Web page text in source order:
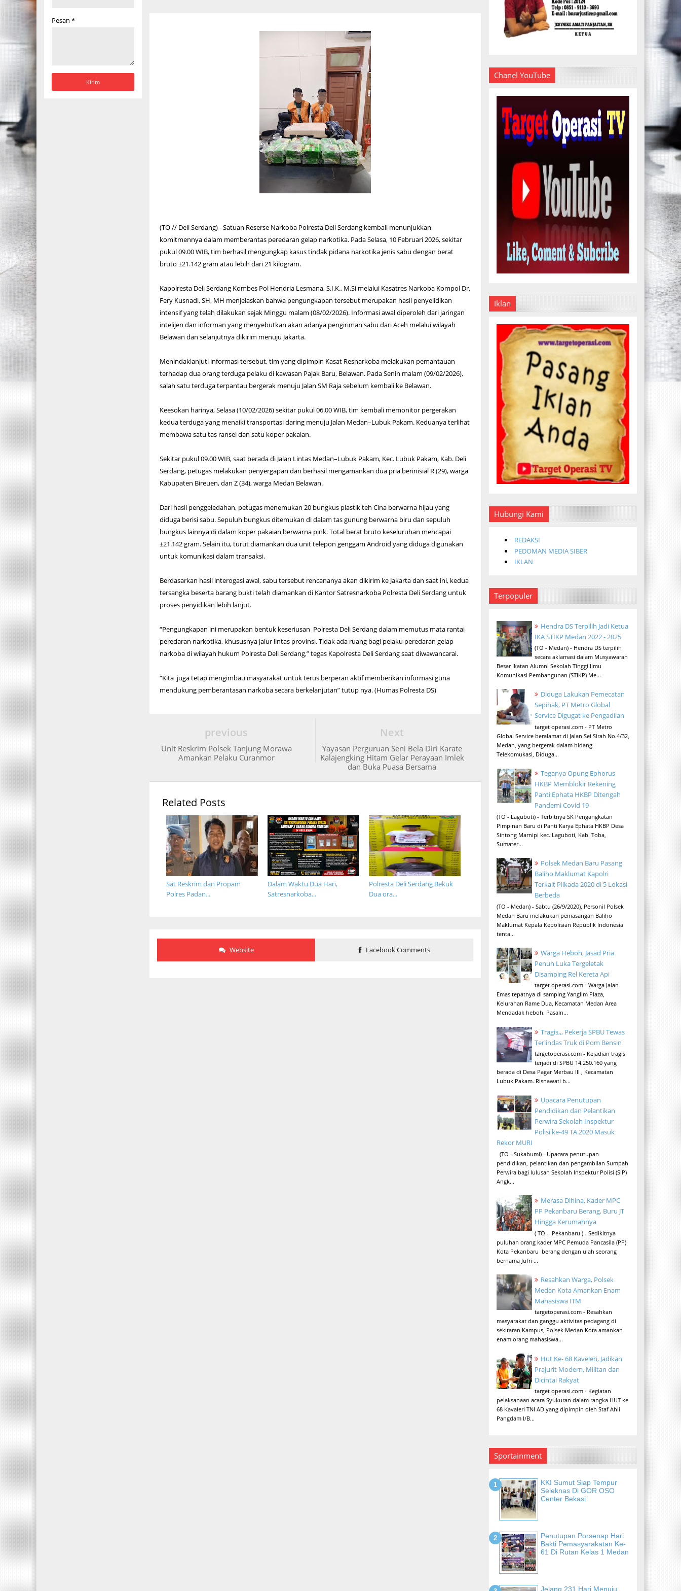
Pesan *
(TO // Deli Serdang) - Satuan Reserse Narkoba Polresta Deli Serdang kembali menunjukkan
komitmennya dalam memberantas peredaran gelap narkotika. Pada Selasa, 10 Februari 2026, sekitar
pukul 09.00 WIB, tim berhasil mengungkap kasus tindak pidana narkotika jenis sabu dengan berat
bruto ±21.142 gram atau lebih dari 21 kilogram.
Kapolresta Deli Serdang Kombes Pol Hendria Lesmana, S.I.K., M.Si melalui Kasatres Narkoba Kompol Dr.
Fery Kusnadi, SH, MH menjelaskan bahwa pengungkapan tersebut merupakan hasil penyelidikan
intensif yang telah dilakukan sejak Minggu malam (08/02/2026). Informasi awal diperoleh dari jaringan
intelijen dan informan yang menyebutkan akan adanya pengiriman sabu dari Aceh melalui wilayah
Belawan dan selanjutnya dikirim menuju Jakarta.
Menindaklanjuti informasi tersebut, tim yang dipimpin Kasat Resnarkoba melakukan pemantauan
terhadap dua orang terduga pelaku di kawasan Pajak Baru, Belawan. Pada Senin malam (09/02/2026),
salah satu terduga terpantau bergerak menuju Jalan SM Raja sebelum kembali ke Belawan.
Keesokan harinya, Selasa (10/02/2026) sekitar pukul 06.00 WIB, tim kembali memonitor pergerakan
kedua terduga yang menaiki transportasi daring menuju Jalan Medan–Lubuk Pakam. Keduanya terlihat
membawa satu tas ransel dan satu koper pakaian.
Sekitar pukul 09.00 WIB, saat berada di Jalan Lintas Medan–Lubuk Pakam, Kec. Lubuk Pakam, Kab. Deli
Serdang, petugas melakukan penyergapan dan berhasil mengamankan dua pria berinisial R (29), warga
Kabupaten Bireuen, dan Z (34), warga Medan Belawan.
Dari hasil penggeledahan, petugas menemukan 20 bungkus plastik teh Cina berwarna hijau yang
diduga berisi sabu. Sepuluh bungkus ditemukan di dalam tas gunung berwarna biru dan sepuluh
bungkus lainnya di dalam koper pakaian berwarna pink. Total berat bruto keseluruhan mencapai
±21.142 gram. Selain itu, turut diamankan dua unit telepon genggam Android yang diduga digunakan
untuk komunikasi dalam transaksi.
Berdasarkan hasil interogasi awal, sabu tersebut rencananya akan dikirim ke Jakarta dan saat ini, kedua
tersangka beserta barang bukti telah diamankan di Kantor Satresnarkoba Polresta Deli Serdang untuk
proses penyidikan lebih lanjut.
“Pengungkapan ini merupakan bentuk keseriusan Polresta Deli Serdang dalam memutus mata rantai
peredaran narkotika, khususnya jalur lintas provinsi. Tidak ada ruang bagi pelaku peredaran gelap
narkoba di wilayah hukum Polresta Deli Serdang,” tegas Kapolresta Deli Serdang saat diwawancarai.
“Kita juga tetap mengimbau masyarakat untuk terus berperan aktif memberikan informasi guna
mendukung pemberantasan narkoba secara berkelanjutan” tutup nya. (Humas Polresta DS)
Next
Yayasan Perguruan Seni Bela Diri Karate
Kalajengking Hitam Gelar Perayaan Imlek
dan Buka Puasa Bersama
previous
Unit Reskrim Polsek Tanjung Morawa
Amankan Pelaku Curanmor
Related Posts
Polresta Deli Serdang Bekuk
Dua ora...
Dalam Waktu Dua Hari,
Satresnarkoba...
Sat Reskrim dan Propam
Polres Padan...
Website Facebook Comments
Chanel YouTube
Iklan
Hubungi Kami
REDAKSI
PEDOMAN MEDIA SIBER
IKLAN
Terpopuler
Hendra DS Terpilih Jadi Ketua
IKA STIKP Medan 2022 - 2025
(TO - Medan) - Hendra DS terpilih
secara aklamasi dalam Musyawarah
Besar Ikatan Alumni Sekolah Tinggi Ilmu
Komunikasi Pembangunan (STIKP) Me...
Diduga Lakukan Pemecatan
Sepihak, PT Metro Global
Service Digugat ke Pengadilan
target operasi.com - PT Metro
Global Service beralamat di Jalan Sei Sirah No.4/32,
Medan, yang bergerak dalam bidang
Telekomukasi, Diduga...
Teganya Opung Ephorus
HKBP Memblokir Rekening
Panti Ephata HKBP Ditengah
Pandemi Covid 19
(TO - Laguboti) - Terbitnya SK Pengangkatan
Pimpinan Baru di Panti Karya Ephata HKBP Desa
Sintong Marnipi kec. Laguboti, Kab. Toba,
Sumater...
Polsek Medan Baru Pasang
Baliho Maklumat Kapolri
Terkait Pilkada 2020 di 5 Lokasi
Berbeda
(TO - Medan) - Sabtu (26/9/2020), Personil Polsek
Medan Baru melakukan pemasangan Baliho
Maklumat Kepala Kepolisian Republik Indonesia
tenta...
Warga Heboh, Jasad Pria
Penuh Luka Tergeletak
Disamping Rel Kereta Api
target operasi.com - Warga Jalan
Emas tepatnya di samping Yanglim Plaza,
Kelurahan Rame Dua, Kecamatan Medan Area
Mendadak heboh. Pasaln...
Tragis,,, Pekerja SPBU Tewas
Terlindas Truk di Pom Bensin
targetoperasi.com - Kejadian tragis
terjadi di SPBU 14.250.160 yang
berada di Desa Pagar Merbau III , Kecamatan
Lubuk Pakam. Risnawati b...
Upacara Penutupan
Pendidikan dan Pelantikan
Perwira Sekolah Inspektur
Polisi ke-49 TA.2020 Masuk
Rekor MURI
(TO - Sukabumi) - Upacara penutupan
pendidikan, pelantikan dan pengambilan Sumpah
Perwira bagi lulusan Sekolah Inspektur Polisi (SIP)
Angk...
Merasa Dihina, Kader MPC
PP Pekanbaru Berang, Buru JT
Hingga Kerumahnya
( TO - Pekanbaru ) - Sedikitnya
puluhan orang kader MPC Pemuda Pancasila (PP)
Kota Pekanbaru berang dengan ulah seorang
bernama Jufri ...
Resahkan Warga, Polsek
Medan Kota Amankan Enam
Mahasiswa ITM
targetoperasi.com - Resahkan
masyarakat dan ganggu aktivitas pedagang di
sekitaran Kampus, Polsek Medan Kota amankan
enam orang mahasiswa...
Hut Ke- 68 Kaveleri, Jadikan
Prajurit Modern, Militan dan
Dicintai Rakyat
target operasi.com - Kegiatan
pelaksanaan acara Syukuran dalam rangka HUT ke
68 Kavaleri TNI AD yang dipimpin oleh Staf Ahli
Pangdam I/B...
Sportainment
KKI Sumut Siap Tempur
Seleknas Di GOR OSO
Center Bekasi
Penutupan Porsenap Hari
Bakti Pemasyarakatan Ke-
61 Di Rutan Kelas 1 Medan
Jelang 231 Hari Menuju